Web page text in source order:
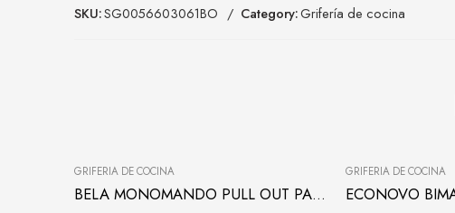
SKU:SG0056603061BO Category:Grifería de cocina
-9%
GRIFERÍA DE COCINA
BELA MONOMANDO PULL OUT PARA COCINA
-5%
GRIFERÍA DE COCINA